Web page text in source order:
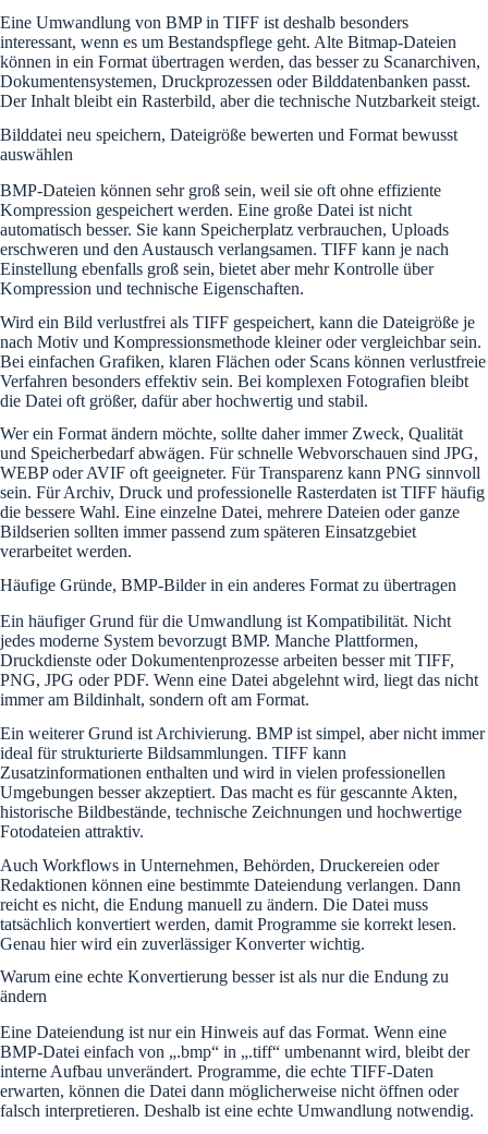
Eine Umwandlung von BMP in TIFF ist deshalb besonders
interessant, wenn es um Bestandspflege geht. Alte Bitmap-Dateien
können in ein Format übertragen werden, das besser zu Scanarchiven,
Dokumentensystemen, Druckprozessen oder Bilddatenbanken passt.
Der Inhalt bleibt ein Rasterbild, aber die technische Nutzbarkeit steigt.
Bilddatei neu speichern, Dateigröße bewerten und Format bewusst
auswählen
BMP-Dateien können sehr groß sein, weil sie oft ohne effiziente
Kompression gespeichert werden. Eine große Datei ist nicht
automatisch besser. Sie kann Speicherplatz verbrauchen, Uploads
erschweren und den Austausch verlangsamen. TIFF kann je nach
Einstellung ebenfalls groß sein, bietet aber mehr Kontrolle über
Kompression und technische Eigenschaften.
Wird ein Bild verlustfrei als TIFF gespeichert, kann die Dateigröße je
nach Motiv und Kompressionsmethode kleiner oder vergleichbar sein.
Bei einfachen Grafiken, klaren Flächen oder Scans können verlustfreie
Verfahren besonders effektiv sein. Bei komplexen Fotografien bleibt
die Datei oft größer, dafür aber hochwertig und stabil.
Wer ein Format ändern möchte, sollte daher immer Zweck, Qualität
und Speicherbedarf abwägen. Für schnelle Webvorschauen sind JPG,
WEBP oder AVIF oft geeigneter. Für Transparenz kann PNG sinnvoll
sein. Für Archiv, Druck und professionelle Rasterdaten ist TIFF häufig
die bessere Wahl. Eine einzelne Datei, mehrere Dateien oder ganze
Bildserien sollten immer passend zum späteren Einsatzgebiet
verarbeitet werden.
Häufige Gründe, BMP-Bilder in ein anderes Format zu übertragen
Ein häufiger Grund für die Umwandlung ist Kompatibilität. Nicht
jedes moderne System bevorzugt BMP. Manche Plattformen,
Druckdienste oder Dokumentenprozesse arbeiten besser mit TIFF,
PNG, JPG oder PDF. Wenn eine Datei abgelehnt wird, liegt das nicht
immer am Bildinhalt, sondern oft am Format.
Ein weiterer Grund ist Archivierung. BMP ist simpel, aber nicht immer
ideal für strukturierte Bildsammlungen. TIFF kann
Zusatzinformationen enthalten und wird in vielen professionellen
Umgebungen besser akzeptiert. Das macht es für gescannte Akten,
historische Bildbestände, technische Zeichnungen und hochwertige
Fotodateien attraktiv.
Auch Workflows in Unternehmen, Behörden, Druckereien oder
Redaktionen können eine bestimmte Dateiendung verlangen. Dann
reicht es nicht, die Endung manuell zu ändern. Die Datei muss
tatsächlich konvertiert werden, damit Programme sie korrekt lesen.
Genau hier wird ein zuverlässiger Konverter wichtig.
Warum eine echte Konvertierung besser ist als nur die Endung zu
ändern
Eine Dateiendung ist nur ein Hinweis auf das Format. Wenn eine
BMP-Datei einfach von „.bmp“ in „.tiff“ umbenannt wird, bleibt der
interne Aufbau unverändert. Programme, die echte TIFF-Daten
erwarten, können die Datei dann möglicherweise nicht öffnen oder
falsch interpretieren. Deshalb ist eine echte Umwandlung notwendig.